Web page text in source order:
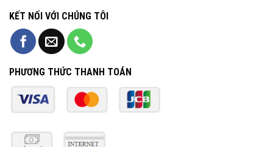
KẾT NỐI VỚI CHÚNG TÔI
PHƯƠNG THỨC THANH TOÁN